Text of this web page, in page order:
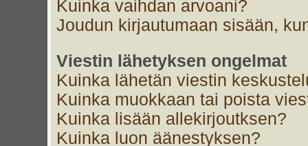
Kuinka vaihdan arvoani?
Joudun kirjautumaan sisään,
Viestin lähetyksen ongelmat
Kuinka lähetän viestin
Kuinka muokkaan tai poista
Kuinka lisään allekirjoutksen?
Kuinka luon äänestyksen?